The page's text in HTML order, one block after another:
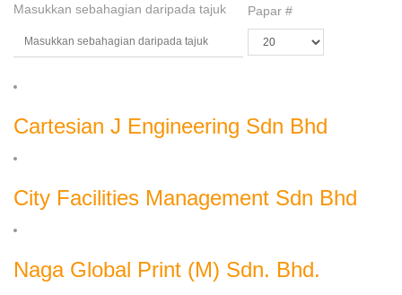
Masukkan sebahagian daripada tajuk Papar #
Cartesian J Engineering Sdn Bhd
City Facilities Management Sdn Bhd
Naga Global Print (M) Sdn. Bhd.